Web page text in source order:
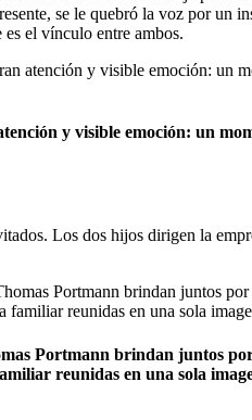
se le quebró la voz por
el vínculo entre ambos.
y visible emoción: un
Los dos hijos dirigen la
Portmann brindan juntos
reunidas en una sola